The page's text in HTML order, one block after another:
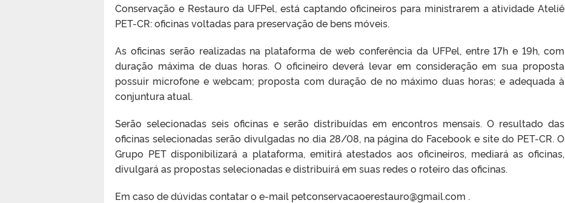
Conservação e Restauro da UFPel, está captando oficineiros para ministrarem a atividade Ateliê
PET-CR: oficinas voltadas para preservação de bens móveis.
As oficinas serão realizadas na plataforma de web conferência da UFPel, entre 17h e 19h, com
duração máxima de duas horas. O oficineiro deverá levar em consideração em sua proposta
possuir microfone e webcam; proposta com duração de no máximo duas horas; e adequada à
conjuntura atual.
Serão selecionadas seis oficinas e serão distribuídas em encontros mensais. O resultado das
oficinas selecionadas serão divulgadas no dia 28/08, na página do Facebook e site do PET-CR. O
Grupo PET disponibilizará a plataforma, emitirá atestados aos oficineiros, mediará as oficinas,
divulgará as propostas selecionadas e distribuirá em suas redes o roteiro das oficinas.
Em caso de dúvidas contatar o e-mail petconservacaoerestauro@gmail.com .